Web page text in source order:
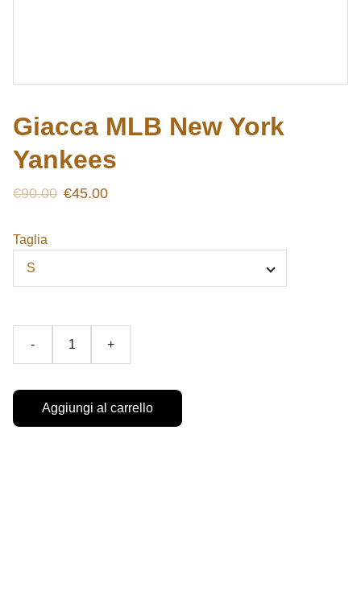
Giacca MLB New York
Yankees
€90.00 €45.00
Taglia
- +
Aggiungi al carrello